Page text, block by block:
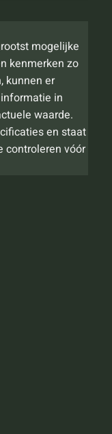
mogelijke
kenmerken zo
kunnen er
in
waarde.
en staat
controleren vóór